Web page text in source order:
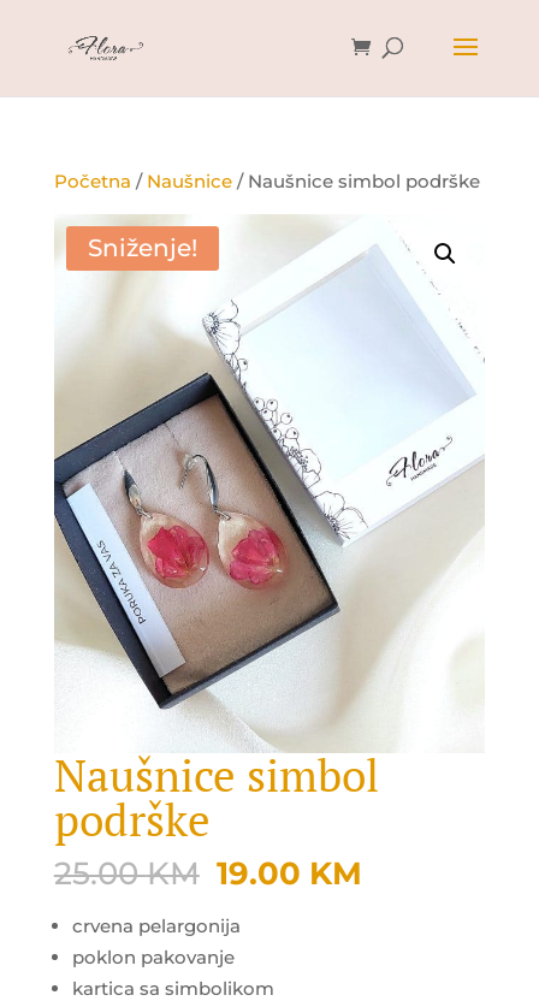
Početna / Naušnice/ Naušnice simbol podrške
Sniženje!
Naušnice simbol
podrške
25.00KM Original
was:
25.00 KM.
19.00 KM
crvena pelargonija
poklon pakovanje
kartica sa simbolikom